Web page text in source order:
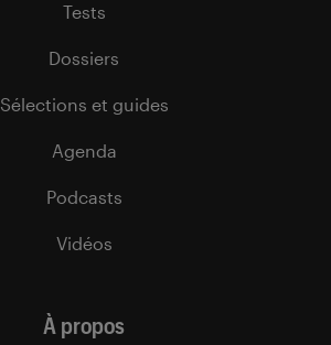
Tests
Dossiers
Sélections et guides
Agenda
Podcasts
Vidéos
À propos